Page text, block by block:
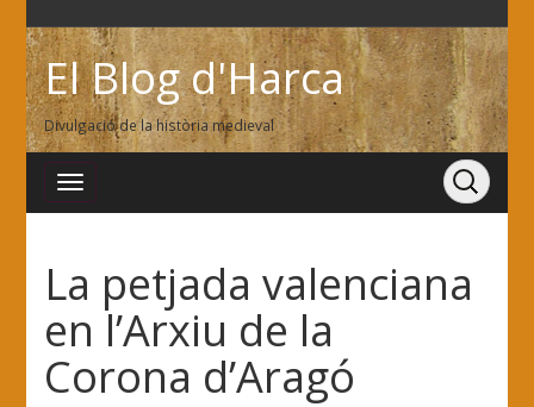
El Blog d'Harca
Divulgació de la història medieval
La petjada valenciana
en l’Arxiu de la
Corona d’Aragó